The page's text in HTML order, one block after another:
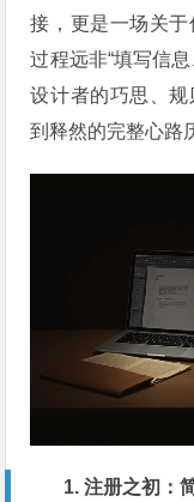
接，更是一场关
过程远非“填写信
设计者的巧思、
到释然的完整心路
1. 注册之初：